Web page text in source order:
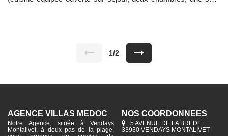
1/2
AGENCE VILLAS MÉDOC
Notre Agence, située à Vendays
Montalivet, à deux pas de la plage,
NOS COORDONNÉES
5 AVENUE DE LA BREDE
33930 VENDAYS MONTALIVET